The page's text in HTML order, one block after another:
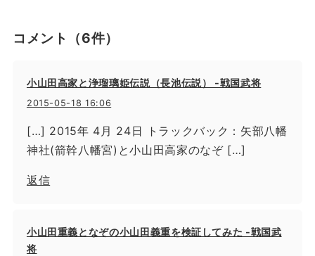
コメント （6件）
小山田高家と浄瑠璃姫伝説（長池伝説） -戦国武将
2015-05-18 16:06
[…] 2015年 4月 24日 トラックバック：矢部八幡
神社(箭幹八幡宮)と小山田高家のなぞ […]
返信
小山田重義となぞの小山田義重を検証してみた -戦国武
将